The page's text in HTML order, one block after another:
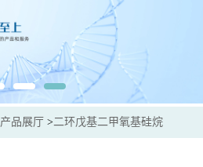
产品展厅 >二环戊基二甲氧基硅烷